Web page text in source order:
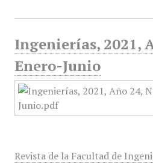
Ingenierías, 2021,
Enero-Junio
Revista de la Facultad de